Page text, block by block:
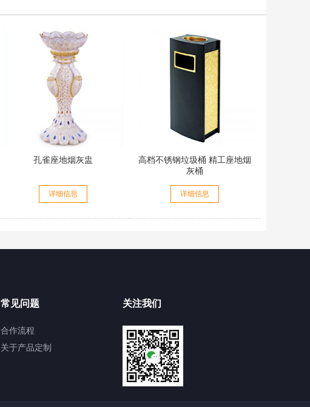
孔雀座地烟灰盅
详细信息
高档不锈钢垃圾桶 精工座地烟
灰桶
详细信息
常见问题
合作流程
关于产品定制
关注我们